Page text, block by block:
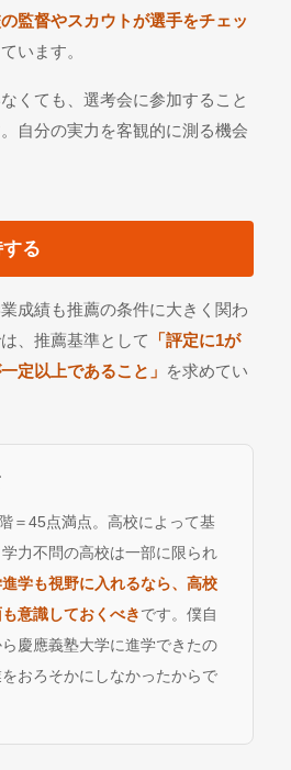
監督やスカウトが選手をチェッ
います。
くても、選考会に参加すること
自分の実力を客観的に測る機会
る
成績も推薦の条件に大きく関わ
、推薦基準として
「評定に1が
定以上であること」 を求めてい
＝45点満点。高校によって基
力不問の高校は一部に限られ
学も視野に入れるなら、高校
意識しておくべきです。僕自
慶應義塾大学に進学できたの
おろそかにしなかったからで